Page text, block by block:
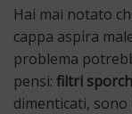
Hai mai notato
cappa aspira
problema
pensi: filtri
dimenticati,